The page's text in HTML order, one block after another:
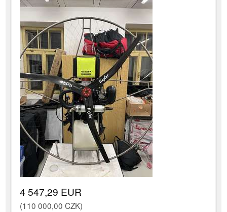
4 547,29 EUR
(110 000,00 CZK)